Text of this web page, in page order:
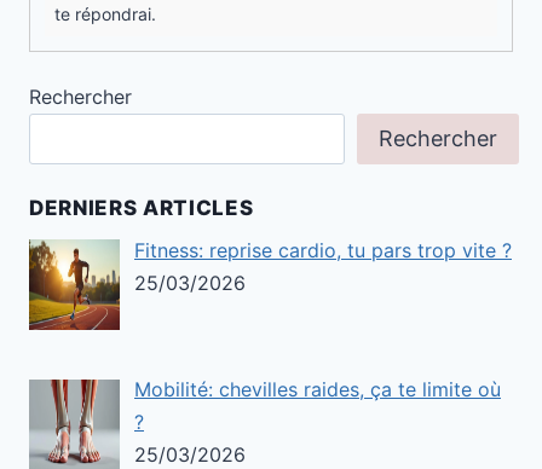
te répondrai.
Rechercher
Rechercher
DERNIERS ARTICLES
Fitness: reprise cardio, tu pars trop vite ?
25/03/2026
Mobilité: chevilles raides, ça te limite où
?
25/03/2026